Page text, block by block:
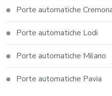
Porte automatiche
Porte automatiche Lodi
Porte automatiche Milano
Porte automatiche Pavia